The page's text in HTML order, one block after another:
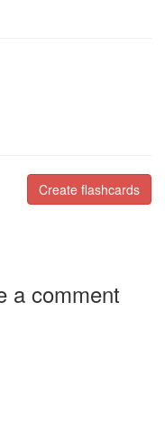
Create flashcards
a comment